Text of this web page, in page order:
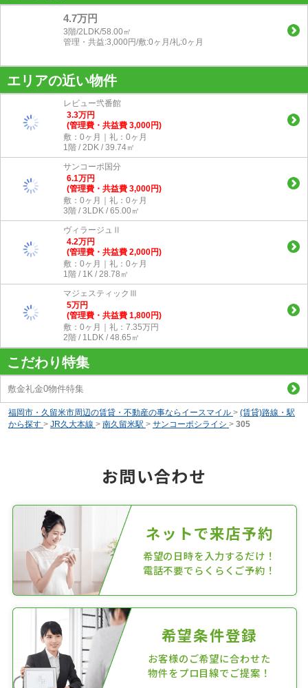
4.7万円
3階/2LDK/58.00㎡
管理・共益:3,000円/敷:0ヶ月/礼:0ヶ月
エリアの近い物件
レビュー弐番館
3.3万円
(管理費・共益費 3,000円)
敷：0ヶ月｜礼：0ヶ月
1階 / 2DK / 39.74㎡
サンコーポ国分
6.1万円
(管理費・共益費 3,000円)
敷：0ヶ月｜礼：0ヶ月
3階 / 3LDK / 65.00㎡
ヴィラージュⅡ
4.2万円
(管理費・共益費 2,000円)
敷：0ヶ月｜礼：0ヶ月
1階 / 1K / 28.78㎡
マジェスティックⅢ
5万円
(管理費・共益費 1,800円)
敷：0ヶ月｜礼：7.35万円
2階 / 1LDK / 48.65㎡
こだわり特集
敷金礼金0物件特集
福岡市・久留米市周辺の賃貸・不動産の事ならイースマイル > (賃貸)路線・駅
から探す > JR久大本線 > 南久留米駅 > サンコーポシライシ > 305
お問い合わせ
ネットで来店予約
希望の日時を入力するだけ！
電話不要でらくらくご予約！
希望条件登録
お客様のご希望に合わせた
物件をプロ目線でご提案！